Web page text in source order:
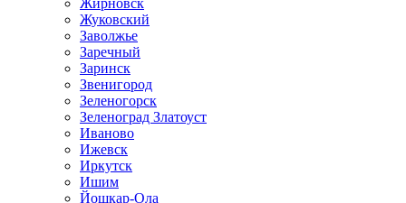
Жирновск
Жуковский
Заволжье
Заречный
Заринск
Звенигород
Зеленогорск
Зеленоград Златоуст
Иваново
Ижевск
Иркутск
Ишим
Йошкар-Ола